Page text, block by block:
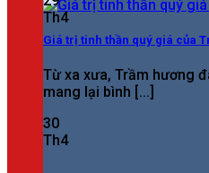
Giá trị tinh thần quý giá của
Từ xa xưa, Trầm hương
mang lại bình [...]
30
Th4
Th4